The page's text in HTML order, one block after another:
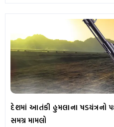
દેશમાં આતંકી હુમલાના ષડયંત્રનો
સમગ્ર મામલો